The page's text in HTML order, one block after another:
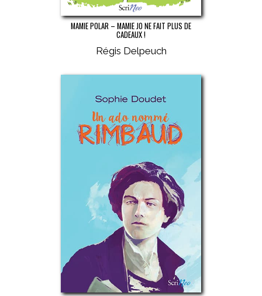
MAMIE POLAR – MAMIE JO NE FAIT PLUS DE
CADEAUX !
Régis Delpeuch